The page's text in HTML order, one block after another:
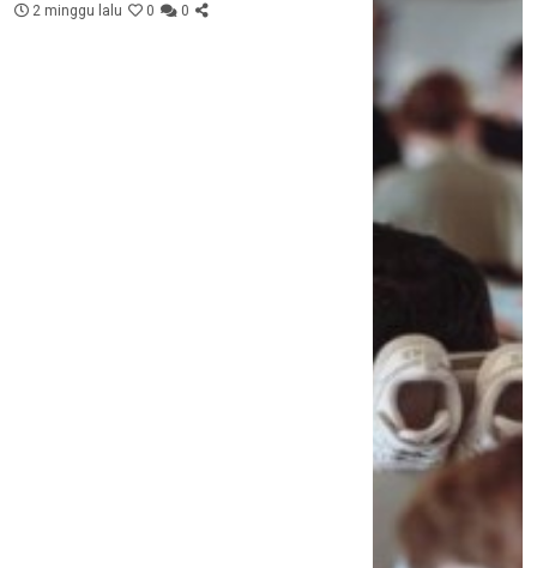
2 minggu lalu 0 0